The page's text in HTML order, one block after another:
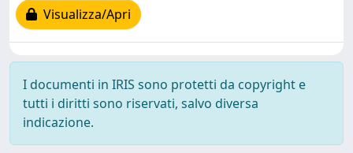
Visualizza/Apri
I documenti in IRIS sono protetti da copyright e
tutti i diritti sono riservati, salvo diversa
indicazione.